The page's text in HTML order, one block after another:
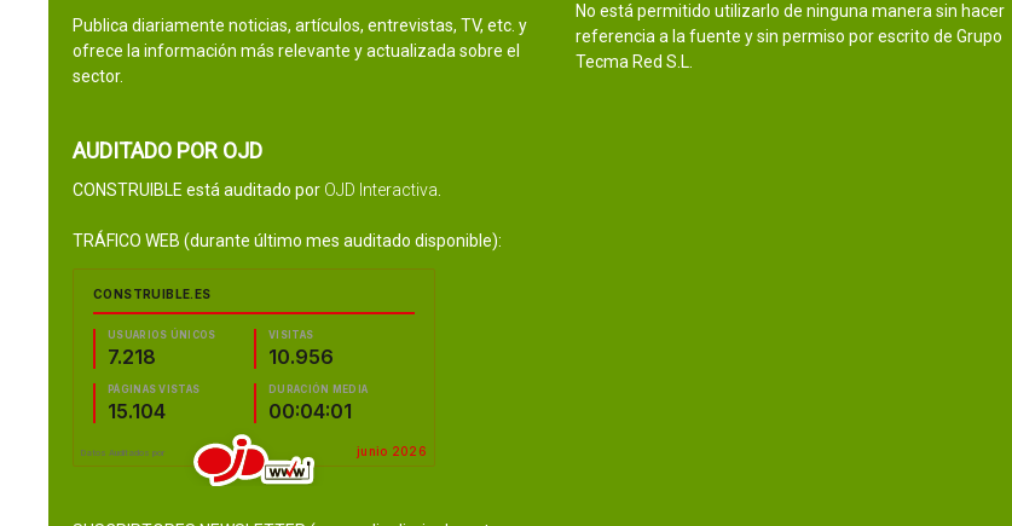
Publica diariamente noticias, artículos, entrevistas, TV, etc. y
ofrece la información más relevante y actualizada sobre el
sector.
AUDITADO POR OJD
CONSTRUIBLE está auditado por OJD Interactiva
TRÁFICO WEB (durante último mes auditado disponible):
No está permitido utilizarlo de ninguna manera sin hacer
referencia a la fuente y sin permiso por escrito de Grupo
Tecma Red S.L.